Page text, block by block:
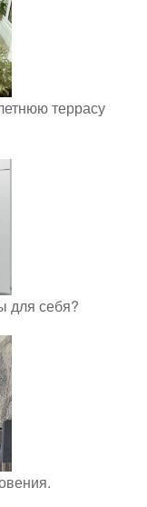
террасу
для себя?